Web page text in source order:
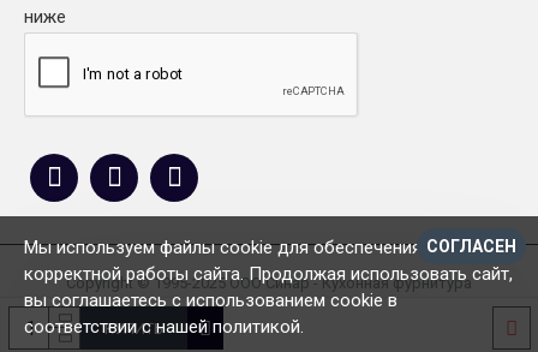
КУПИТЬ
ниже
Copyright © 1995-2025 ООО Синар - Кухонная фурнитура
СОГЛАСЕН
Мы используем файлы cookie для обеспечения
корректной работы сайта. Продолжая использовать сайт,
вы соглашаетесь с использованием cookie в
соответствии с нашей политикой.